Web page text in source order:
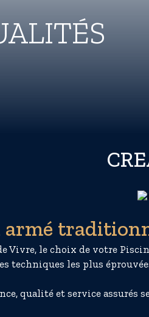
armé
Vivre, le choix de votre
techniques les plus
qualité et service assurés